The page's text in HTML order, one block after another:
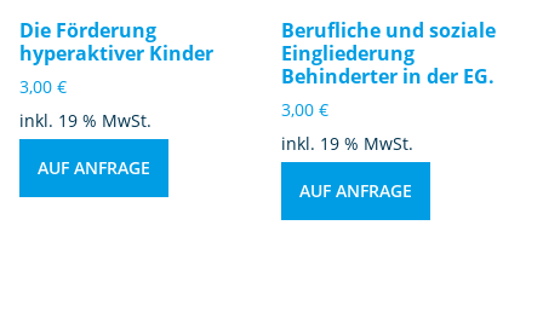
Die Förderung
hyperaktiver Kinder
3,00 €
inkl. 19 % MwSt.
AUF ANFRAGE
Berufliche und soziale
Eingliederung
Behinderter in der EG.
3,00€
inkl. 19 % MwSt.
AUF ANFRAGE